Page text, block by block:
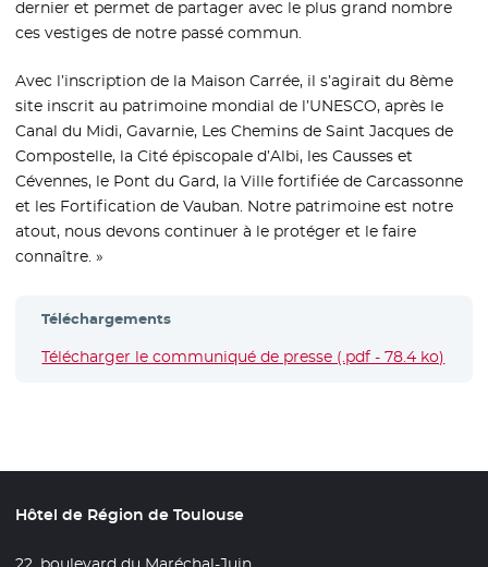
dernier et permet de partager avec le plus grand nombre
ces vestiges de notre passé commun.
Avec l’inscription de la Maison Carrée, il s’agirait du 8ème
site inscrit au patrimoine mondial de l’UNESCO, après le
Canal du Midi, Gavarnie, Les Chemins de Saint Jacques de
Compostelle, la Cité épiscopale d’Albi, les Causses et
Cévennes, le Pont du Gard, la Ville fortifiée de Carcassonne
et les Fortification de Vauban. Notre patrimoine est notre
atout, nous devons continuer à le protéger et le faire
connaître. »
Téléchargements
Télécharger le communiqué de presse (.pdf - 78.4 ko)
Hôtel de Région de Toulouse